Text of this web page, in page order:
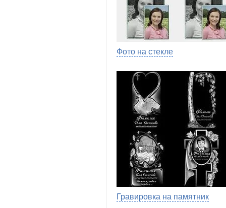
Фото на стекле
Гравировка на памятник